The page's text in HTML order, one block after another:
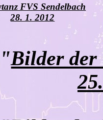
FVS Sendelbach
28. 1. 2012
Bilder der